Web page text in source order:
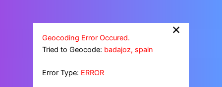
×
Geocoding Error Occured.
Tried to Geocode: badajoz, spain
Error Type: ERROR